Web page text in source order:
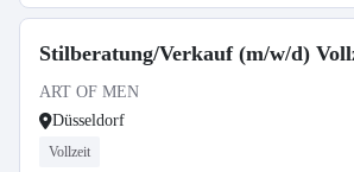
Stilberatung/Verkauf (m/w/d)
ART OF MEN
Düsseldorf
Vollzeit